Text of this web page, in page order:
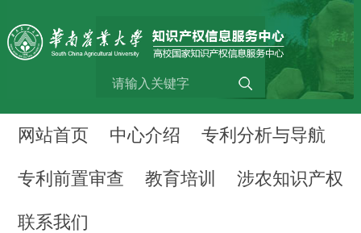
网站首页 中心介绍 专利分析与导航
专利前置审查 教育培训 涉农知识产权
联系我们